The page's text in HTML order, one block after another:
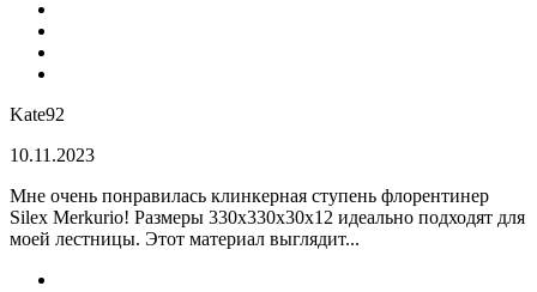
Kate92
10.11.2023
Мне очень понравилась клинкерная ступень флорентинер
Silex Merkurio! Размеры 330х330х30х12 идеально подходят для
моей лестницы. Этот материал выглядит...